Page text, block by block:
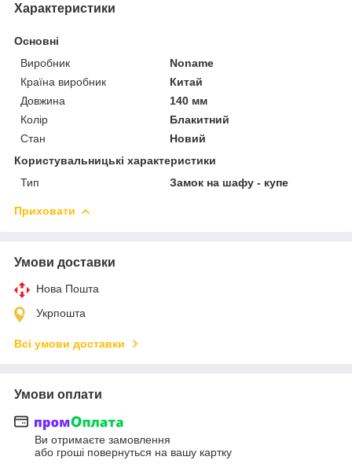
Характеристики
Основні
Виробник
Noname
Країна виробник
Китай
Довжина
140 мм
Колір
Блакитний
Стан
Новий
Користувальницькі характеристики
Тип
Замок на шафу - купе
Приховати
Умови доставки
Нова Пошта
Укрпошта
Всі умови доставки
Умови оплати
Ви отримаєте замовлення
або гроші повернуться на вашу картку